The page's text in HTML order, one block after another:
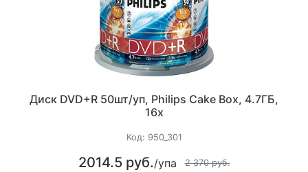
Диск DVD+R 50шт/уп, Philips Cake Box, 4.7ГБ,
16х
Код: 950_301
2014.5 руб./упа 2 370 руб.